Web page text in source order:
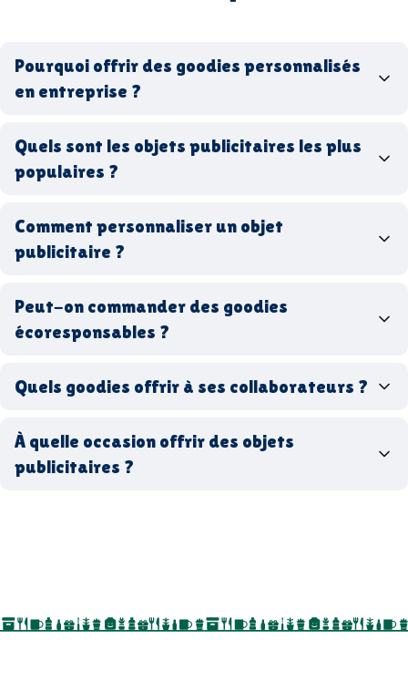
Pourquoi offrir des goodies personnalisés
en entreprise ?
Quels sont les objets publicitaires les plus
populaires ?
stylos personnalisés
tote bags publicitaires
gourdes réutilisables
France Made in Europe goodies hi-tech
Comment personnaliser un objet
publicitaire ?
Peut-on commander des goodies
écoresponsables ?
goodies écologiques
recyclés, fabriqués en France ou en Europe,
biodégradables ou réutilisables
Quels goodies offrir à ses collaborateurs ?
entreprise
goodies utiles au bureau
À quelle occasion offrir des objets
publicitaires ?
salon professionnel